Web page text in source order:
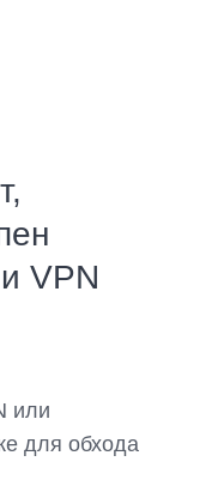
VPN
или
для обхода